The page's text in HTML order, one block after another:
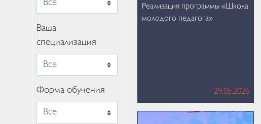
Ваша
специализация
Форма обучения
Реализация программы «Школа
молодого педагога»
29.05.2026